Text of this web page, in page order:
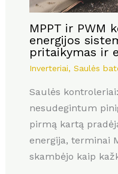
MPPT ir PWM
energijos
pritaikymas ir
Inverteriai, Saulės
Saulės
nesudegintum
pirmą kartą
energija, terminai
skambėjo kaip